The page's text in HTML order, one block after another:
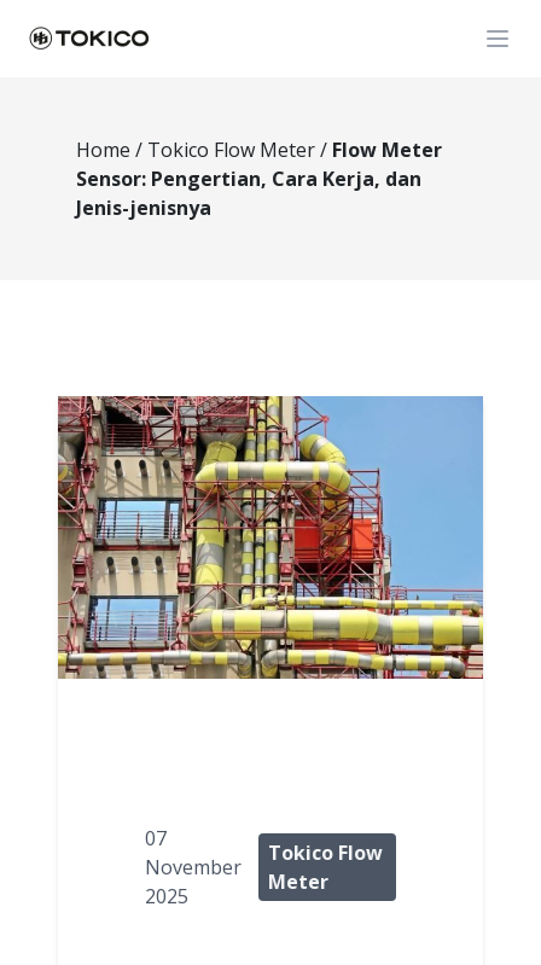
Home / Tokico Flow Meter/ Flow Meter
Sensor: Pengertian, Cara Kerja, dan
Jenis-jenisnya
07
November
2025
Tokico Flow
Meter